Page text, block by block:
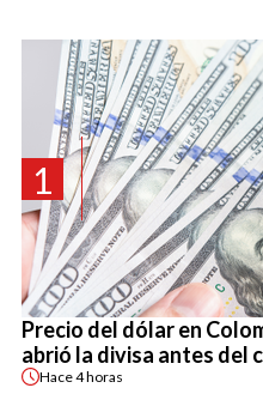
1
Precio del dólar en
abrió la divisa antes del
Hace4 horas